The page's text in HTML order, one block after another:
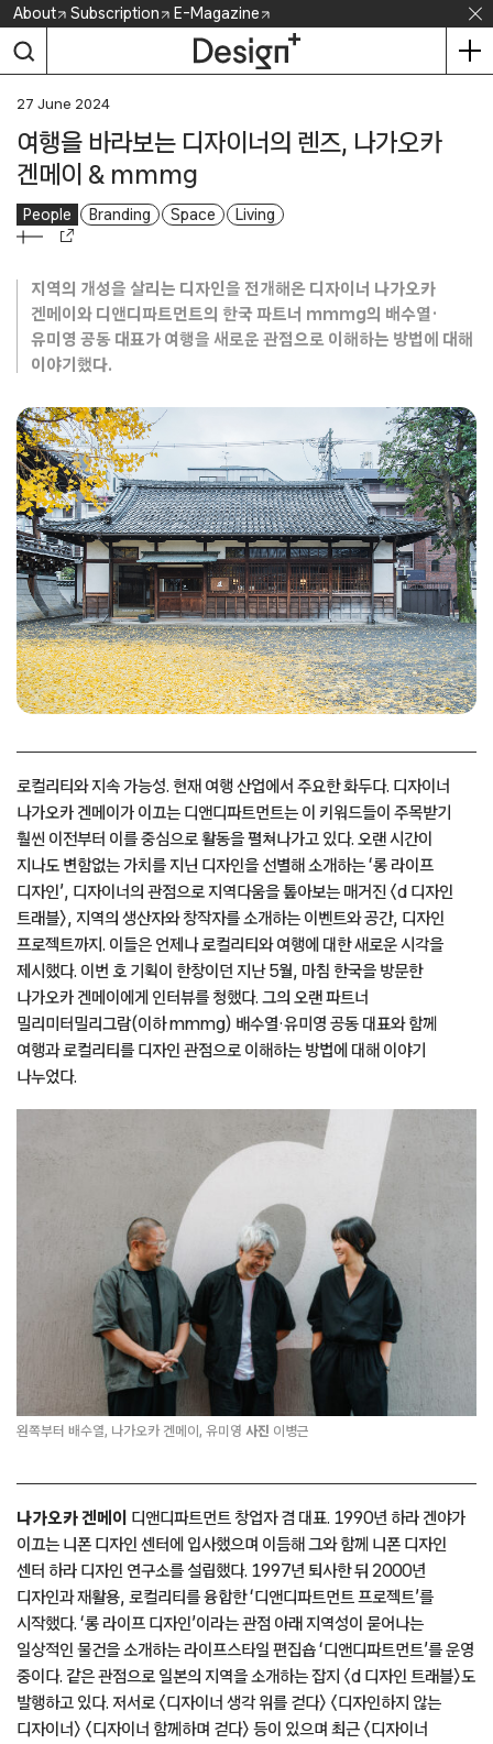
Skip
content
About Subscription E-Magazine
27 June 2024
여행을 바라보는 디자이너의 렌즈, 나가오카
겐메이 & mmmg
People Branding Space Living
지역의 개성을 살리는 디자인을 전개해온 디자이너 나가오카
겐메이와 디앤디파트먼트의 한국 파트너 mmmg의 배수열·
유미영 공동 대표가 여행을 새로운 관점으로 이해하는 방법에 대해
이야기했다.
로컬리티와 지속 가능성. 현재 여행 산업에서 주요한 화두다. 디자이너
나가오카 겐메이가 이끄는 디앤디파트먼트는 이 키워드들이 주목받기
훨씬 이전부터 이를 중심으로 활동을 펼쳐나가고 있다. 오랜 시간이
지나도 변함없는 가치를 지닌 디자인을 선별해 소개하는 ‘롱 라이프
디자인’, 디자이너의 관점으로 지역다움을 톺아보는 매거진 〈d 디자인
트래블〉, 지역의 생산자와 창작자를 소개하는 이벤트와 공간, 디자인
프로젝트까지. 이들은 언제나 로컬리티와 여행에 대한 새로운 시각을
제시했다. 이번 호 기획이 한창이던 지난 5월, 마침 한국을 방문한
나가오카 겐메이에게 인터뷰를 청했다. 그의 오랜 파트너
밀리미터밀리그람(이하 mmmg) 배수열·유미영 공동 대표와 함께
여행과 로컬리티를 디자인 관점으로 이해하는 방법에 대해 이야기
나누었다.
왼쪽부터 배수열, 나가오카 겐메이, 유미영 사진 이병근
나가오카 겐메이 디앤디파트먼트 창업자 겸 대표. 1990년 하라 겐야가
이끄는 니폰 디자인 센터에 입사했으며 이듬해 그와 함께 니폰 디자인
센터 하라 디자인 연구소를 설립했다. 1997년 퇴사한 뒤 2000년
디자인과 재활용, 로컬리티를 융합한 ‘디앤디파트먼트 프로젝트’를
시작했다. ‘롱 라이프 디자인’이라는 관점 아래 지역성이 묻어나는
일상적인 물건을 소개하는 라이프스타일 편집숍 ‘디앤디파트먼트’를 운영
중이다. 같은 관점으로 일본의 지역을 소개하는 잡지 〈d 디자인 트래블〉도
발행하고 있다. 저서로 〈디자이너 생각 위를 걷다〉 〈디자인하지 않는
디자이너〉 〈디자이너 함께하며 걷다〉 등이 있으며 최근 〈디자이너